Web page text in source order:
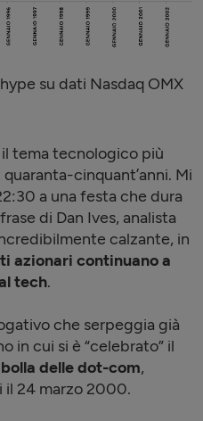
su dati Nasdaq OMX
tema tecnologico più
cinquant’anni. Mi
a una festa che dura
di Dan Ives, analista
calzante, in
azionari continuano a
tech.
che serpeggia già
in cui si è “celebrato” il
delle dot-com,
24 marzo 2000.